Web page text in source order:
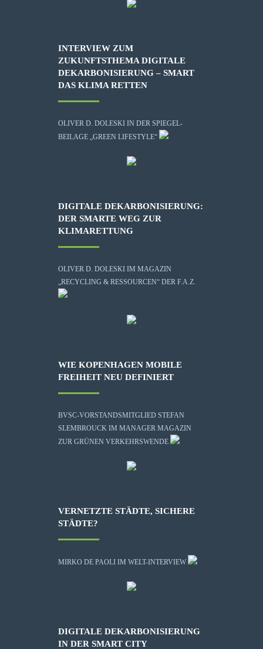
INTERVIEW ZUM
ZUKUNFTSTHEMA DIGITALE
DEKARBONISIERUNG – SMART
DAS KLIMA RETTEN
OLIVER D. DOLESKI IN DER SPIEGEL-
BEILAGE „GREEN LIFESTYLE“
DIGITALE DEKARBONISIERUNG:
DER SMARTE WEG ZUR
KLIMARETTUNG
OLIVER D. DOLESKI IM MAGAZIN
„RECYCLING & RESSOURCEN“ DER F.A.Z.
WIE KOPENHAGEN MOBILE
FREIHEIT NEU DEFINIERT
BVSC-VORSTANDSMITGLIED STEFAN
SLEMBROUCK IM MANAGER MAGAZIN
ZUR GRÜNEN VERKEHRSWENDE
VERNETZTE STÄDTE, SICHERE
STÄDTE?
MIRKO DE PAOLI IM WELT-INTERVIEW
DIGITALE DEKARBONISIERUNG
IN DER SMART CITY